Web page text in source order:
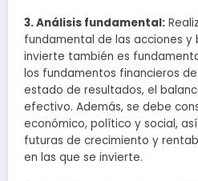
3. Análisis fundamental:
fundamental de las acciones y
invierte también es
los fundamentos financieros
estado de resultados, el
efectivo. Además, se debe
económico, político y social,
futuras de crecimiento y
en las que se invierte.